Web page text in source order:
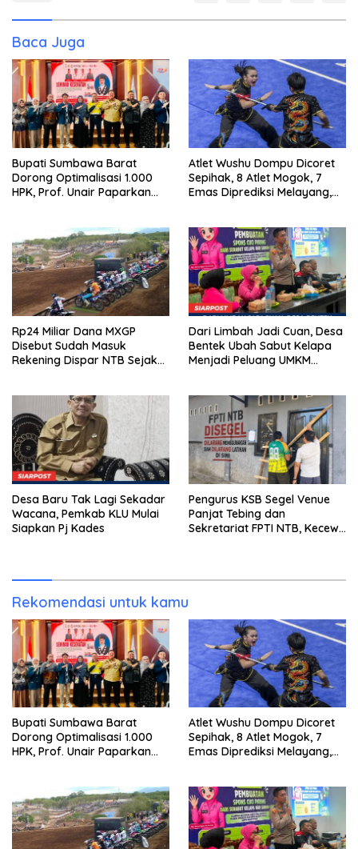
Baca Juga
Bupati Sumbawa Barat
Dorong Optimalisasi 1.000
HPK, Prof. Unair Paparkan
Atlet Wushu Dompu Dicoret
Sepihak, 8 Atlet Mogok, 7
Emas Diprediksi Melayang,
Rp24 Miliar Dana MXGP
Disebut Sudah Masuk
Rekening Dispar NTB Sejak
Dari Limbah Jadi Cuan, Desa
Bentek Ubah Sabut Kelapa
Menjadi Peluang UMKM
Desa Baru Tak Lagi Sekadar
Wacana, Pemkab KLU Mulai
Siapkan Pj Kades
Pengurus KSB Segel Venue
Panjat Tebing dan
Sekretariat FPTI NTB, Kecewa
Rekomendasi untuk kamu
Bupati Sumbawa Barat
Dorong Optimalisasi 1.000
HPK, Prof. Unair Paparkan
Atlet Wushu Dompu Dicoret
Sepihak, 8 Atlet Mogok, 7
Emas Diprediksi Melayang,